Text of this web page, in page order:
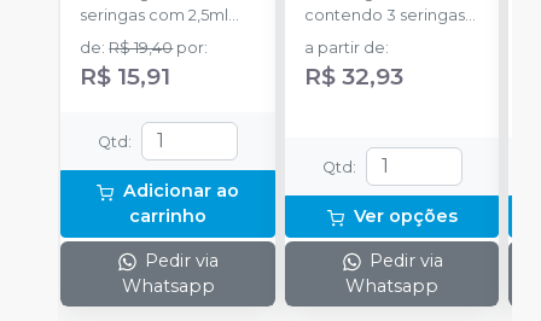
seringas com 2,5ml
cada uma e 3
ponteiras para
aplicação.
de:R$ 19,40 por:
R$ 15,91
Qtd :
Adicionar ao
carrinho
Pedir via
Whatsapp
contendo 3 seringas
com 3g de gel cada
uma.
a partir de:
R$ 32,93
Qtd :
Ver opções
Pedir via
Whatsapp